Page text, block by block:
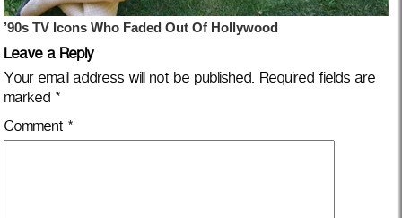
Leave a Reply
Your email address will not be published. Required fields are
marked *
Comment *